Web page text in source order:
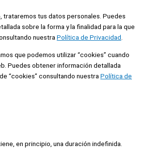
trataremos tus datos personales. Puedes
sobre la forma y la finalidad para la que
nuestraPolítica de Privacidad.
que podemos utilizar “cookies” cuando
Puedes obtener información detallada
“cookies” consultando nuestra Política de
en principio, una duración indefinida.